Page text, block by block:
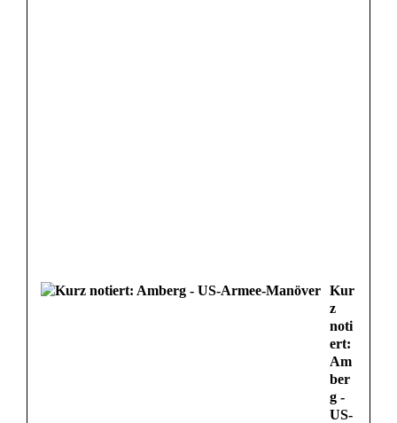
Kur
z
noti
ert:
Am
ber
g -
US-